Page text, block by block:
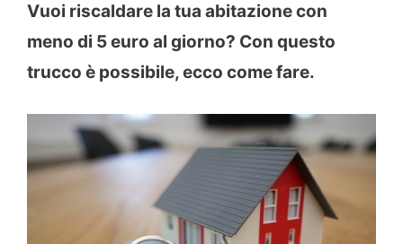
Vuoi riscaldare la tua abitazione con
meno di 5 euro al giorno? Con questo
trucco è possibile, ecco come fare.